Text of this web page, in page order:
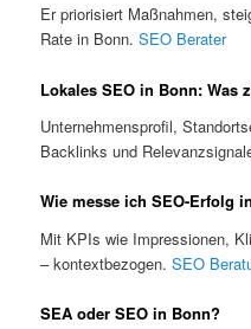
Er priorisiert Maßnahmen,
Rate in Bonn.SEO Berater
Lokales SEO in Bonn: Was
Unternehmensprofil,
Backlinks und
Wie messe ich SEO-Erfolg
Mit KPIs wie Impressionen,
– kontextbezogen.SEO
SEA oder SEO in Bonn?